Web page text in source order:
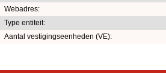
Webadres:
Type entiteit:
Aantal vestigingseenheden (VE):